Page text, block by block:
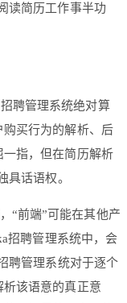
读简历工作事半功
聘管理系统绝对算
买行为的解析、后
指，但在简历解析
具话语权。
“前端”可能在其他产
招聘管理系统中，会
聘管理系统对于逐个
该语意的真正意